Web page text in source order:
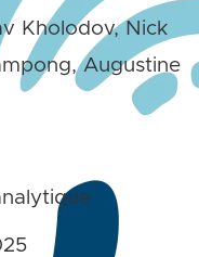
Kholodov, Nick
Augustine